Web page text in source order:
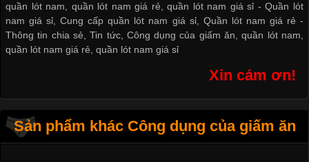
quần lót nam, quần lót nam giá rẻ, quần lót nam giá sỉ -Quần lót
nam giá sỉ,Cung cấp quần lót nam giá sỉ, Quần lót nam giá rẻ -
Thông tin chia sẻ,Tin tức, Công dụng của giấm ăn,quần lót nam,
quần lót nam giá rẻ,quần lót nam giá sỉ
Xin cám ơn!
Sản phẩm khác Công dụng của giấm ăn